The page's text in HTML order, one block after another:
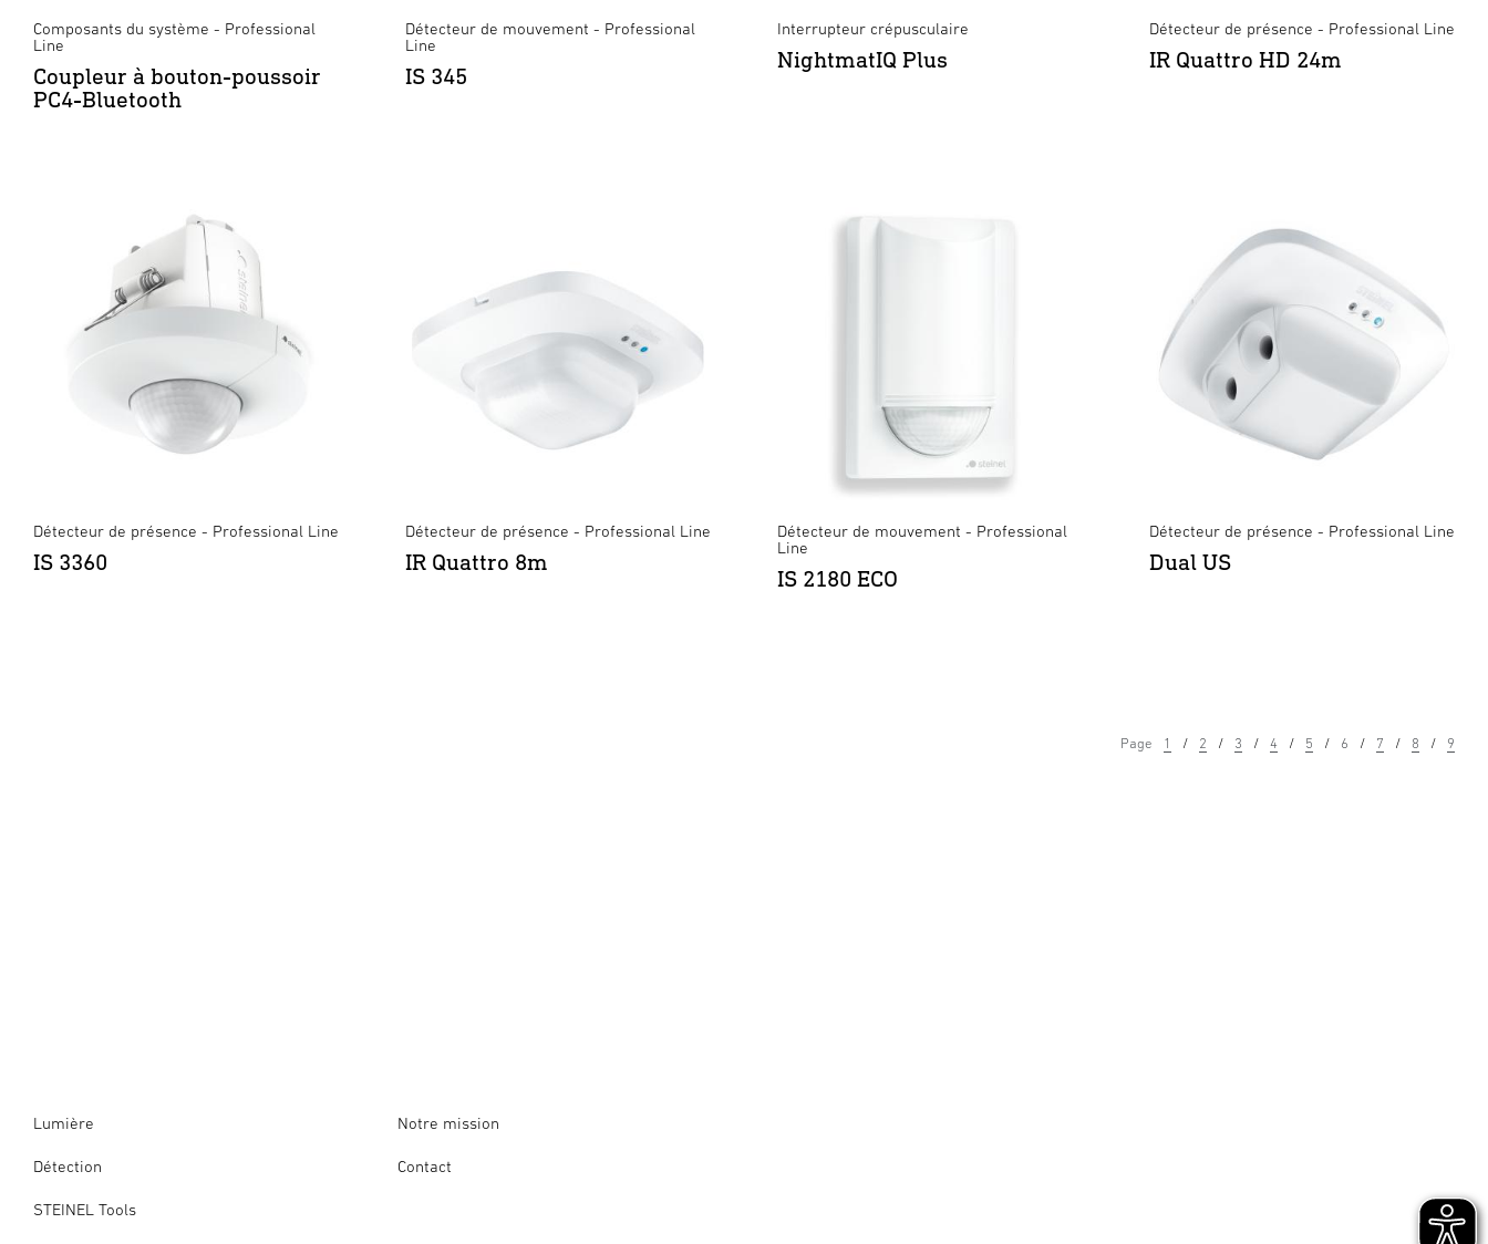
Composants du système - Professional
Line
Coupleur à bouton-poussoir
PC4-Bluetooth
Détecteur de mouvement - Professional
Line
IS 345
Interrupteur crépusculaire
NightmatIQ Plus
Détecteur de présence - Professional Line
IR Quattro HD 24m
Détecteur de présence - Professional Line
IS 3360
Détecteur de présence - Professional Line
IR Quattro 8m
Détecteur de mouvement - Professional
Line
IS 2180 ECO
Détecteur de présence - Professional Line
Dual US
Page 1 2 3 4 5 6 7 8 9
Lumière
Détection
STEINEL Tools
Notre mission
Contact